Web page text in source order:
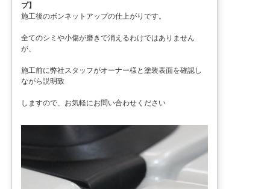
プ】
施工後のボンネットアップの仕上がりです。
全てのシミや小傷が磨きで消えるわけではありません
が、
施工前に弊社スタッフがオーナー様と塗装表面を確認し
ながら説明致
しますので、お気軽にお問い合わせください